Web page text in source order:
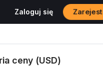
Zaloguj się
ceny (USD)